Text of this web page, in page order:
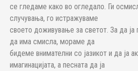
се гледаме како во огледало. Ги
случувања, го истражуваме
своето доживување за светот. За да ја
да има смисла, мораме да
бидеме внимателни со јазикот и да ја
имагинацијата, а песната да ја